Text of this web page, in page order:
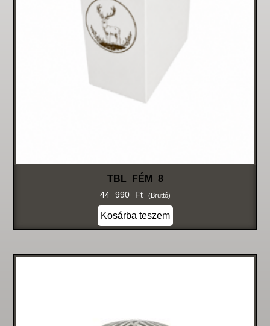
TBL FÉM 8
44 990 Ft (bruttó)
Kosárba teszem